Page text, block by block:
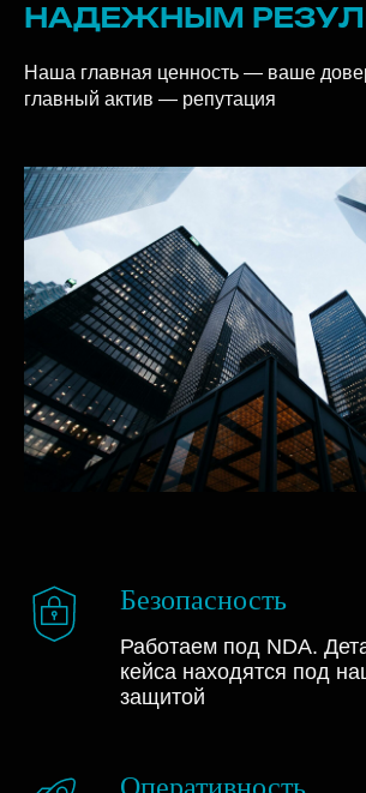
Наша главная ценность — ваше
Работаем под NDA.
кейса находятся под